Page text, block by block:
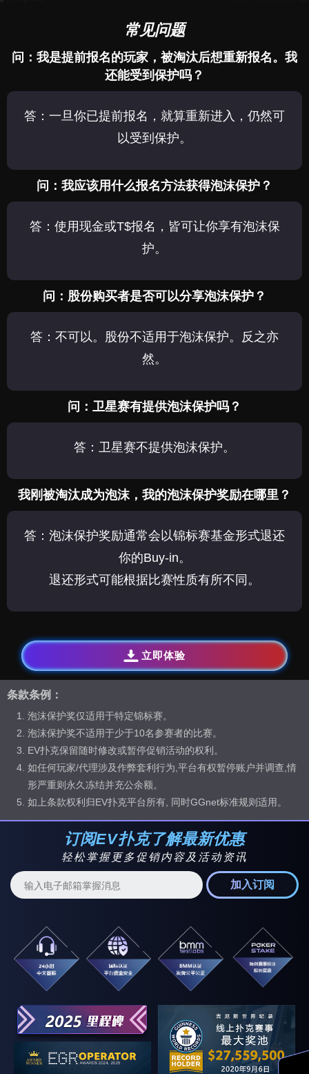
常见问题
问：我是提前报名的玩家，被淘汰后想重新报名。我
还能受到保护吗？
答：一旦你已提前报名，就算重新进入，仍然可
以受到保护。
问：我应该用什么报名方法获得泡沫保护？
答：使用现金或T$报名，皆可让你享有泡沫保
护。
问：股份购买者是否可以分享泡沫保护？
答：不可以。股份不适用于泡沫保护。反之亦
然。
问：卫星赛有提供泡沫保护吗？
答：卫星赛不提供泡沫保护。
我刚被淘汰成为泡沫，我的泡沫保护奖励在哪里？
答：泡沫保护奖励通常会以锦标赛基金形式退还
你的Buy-in。
退还形式可能根据比赛性质有所不同。
立即体验
条款条例：
泡沫保护奖仅适用于特定锦标赛。
泡沫保护奖不适用于少于10名参赛者的比赛。
EV扑克保留随时修改或暂停促销活动的权利。
如任何玩家/代理涉及作弊套利行为,平台有权暂停账户并调查,情
形严重则永久冻结并充公余额。
如上条款权利归EV扑克平台所有, 同时GGnet标准规则适用。
订阅EV扑克了解最新优惠
轻松掌握更多促销内容及活动资讯
加入订阅